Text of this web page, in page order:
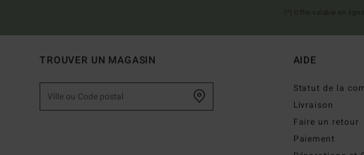
TROUVER UN MAGASIN AIDE
Statut de la
Livraison
Faire un retour
Paiement